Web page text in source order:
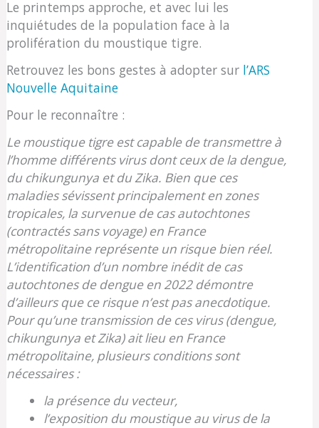
Le printemps approche, et avec lui les
inquiétudes de la population face à la
prolifération du moustique tigre.
Retrouvez les bons gestes à adopter sur l’ARS
Nouvelle Aquitaine
Pour le reconnaître :
Le moustique tigre est capable de transmettre à
l’homme différents virus dont ceux de la dengue,
du chikungunya et du Zika. Bien que ces
maladies sévissent principalement en zones
tropicales, la survenue de cas autochtones
(contractés sans voyage) en France
métropolitaine représente un risque bien réel.
L’identification d’un nombre inédit de cas
autochtones de dengue en 2022 démontre
d’ailleurs que ce risque n’est pas anecdotique.
Pour qu’une transmission de ces virus (dengue,
chikungunya et Zika) ait lieu en France
métropolitaine, plusieurs conditions sont
nécessaires :
la présence du vecteur,
l’exposition du moustique au virus de la